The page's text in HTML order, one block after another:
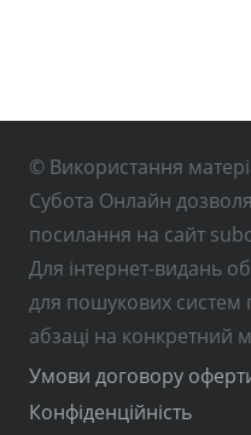
© Використання
Субота Онлайн
посилання на сайт
Для інтернет-видань
для пошукових систем
абзаці на конкретний
Умови договору
Конфіденційність